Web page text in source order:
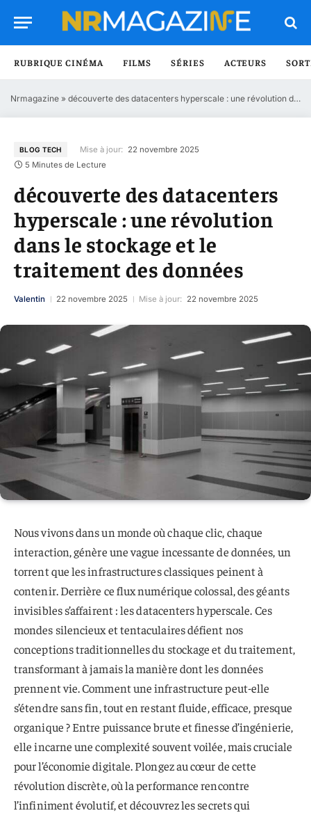
RUBRIQUE CINÉMA FILMS SÉRIES ACTEURS
Nrmagazine » découverte des datacenters hyperscale : une révolution dans le stockage et le traitement des données
BLOG TECH Mise à jour: 22 novembre 2025
5 Minutes de Lecture
découverte des datacenters
hyperscale : une révolution
dans le stockage et le
traitement des données
Valentin 22 novembre 2025 Mise à jour: 22 novembre 2025
Nous vivons dans un monde où chaque clic, chaque
interaction, génère une vague incessante de données, un
torrent que les infrastructures classiques peinent à
contenir. Derrière ce flux numérique colossal, des géants
invisibles s’affairent : les datacenters hyperscale. Ces
mondes silencieux et tentaculaires défient nos
conceptions traditionnelles du stockage et du traitement,
transformant à jamais la manière dont les données
prennent vie. Comment une infrastructure peut-elle
s’étendre sans fin, tout en restant fluide, efficace, presque
organique ? Entre puissance brute et finesse d’ingénierie,
elle incarne une complexité souvent voilée, mais cruciale
pour l’économie digitale. Plongez au cœur de cette
révolution discrète, où la performance rencontre
l’infiniment évolutif, et découvrez les secrets qui